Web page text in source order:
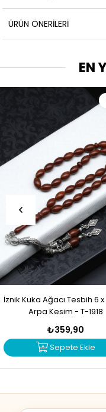
ÜRÜN ÖNERILERI
EN
İznik Kuka Ağacı Tesbih 6
Arpa Kesim - T-1918
₺359,90
Sepete Ekle